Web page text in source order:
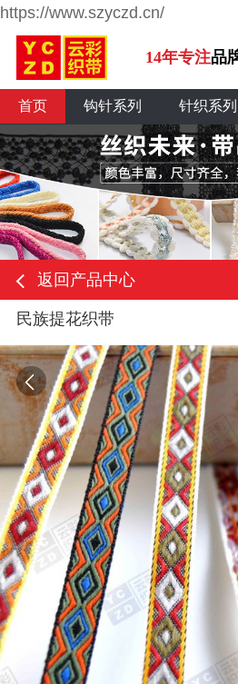
https://www.szyczd.cn/
14年专注品
首页 钩针系列 针织系列
返回产品中心
民族提花织带